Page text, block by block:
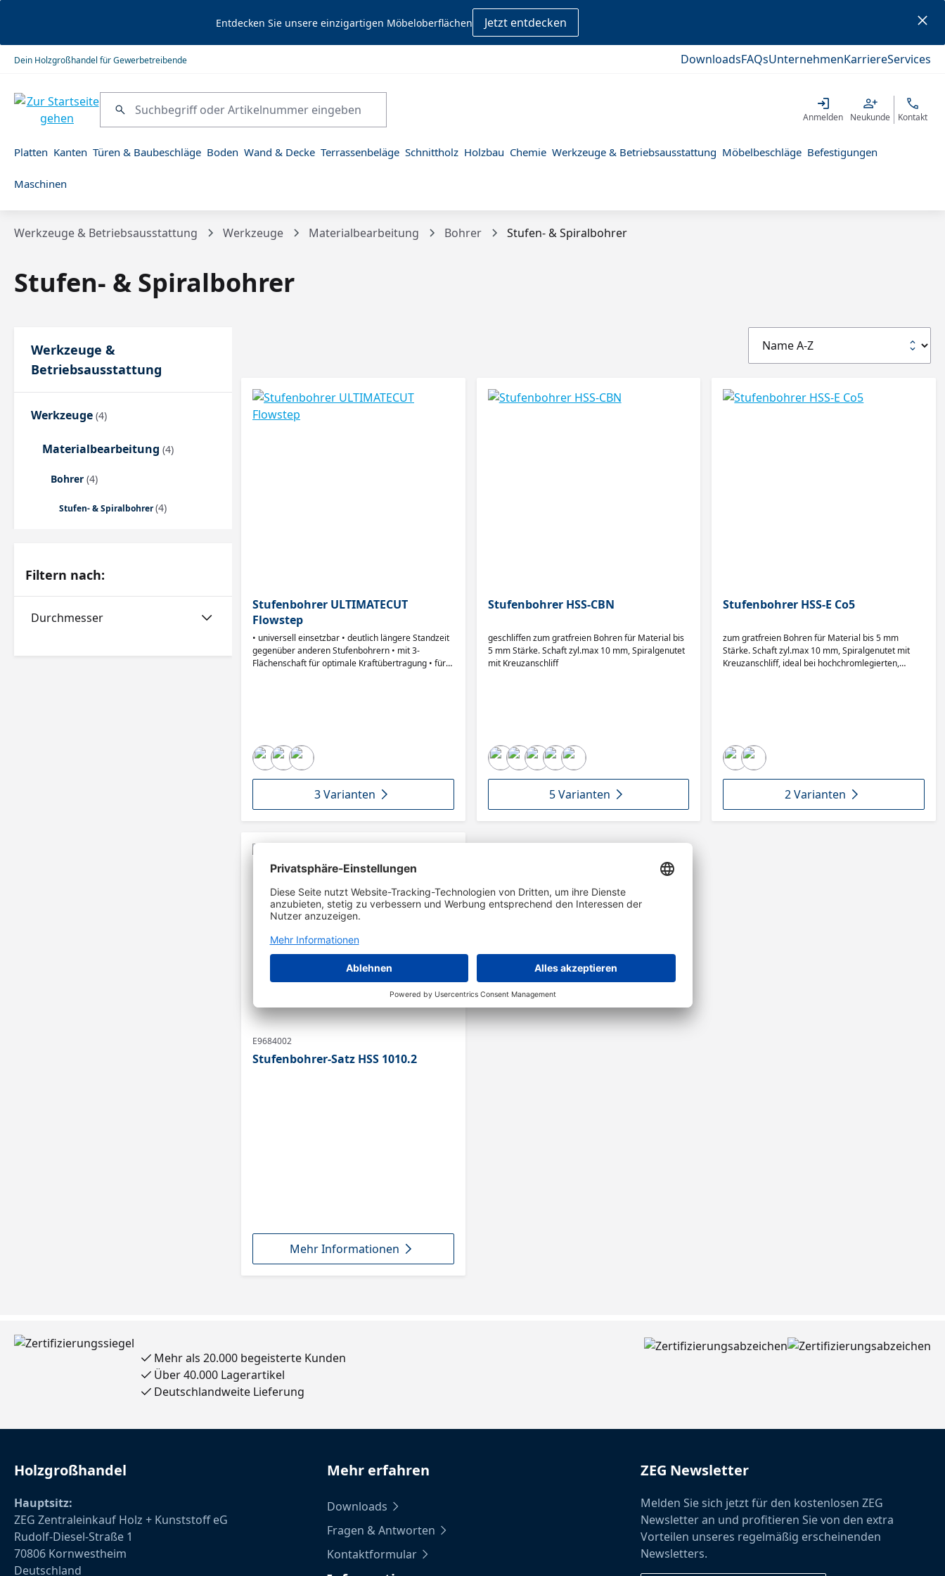
Zur Hauptnavigation springenEntdecken Sie unsere einzigartigen Möbeloberflächen Jetzt entdecken
Dein Holzgroßhandel für Gewerbetreibende DownloadsFAQsUnternehmenKarriereServices
Anmelden Neukunde Kontakt
Platten Kanten Türen & Baubeschläge Boden Wand & Decke Terrassenbeläge Schnittholz Holzbau Chemie Werkzeuge & Betriebsausstattung Möbelbeschläge Befestigungen
Maschinen
Werkzeuge & Betriebsausstattung Werkzeuge Materialbearbeitung Bohrer Stufen- & Spiralbohrer
Stufen- & Spiralbohrer
Werkzeuge &
Betriebsausstattung
Werkzeuge (4)
Materialbearbeitung (4)
Bohrer (4)
Stufen- & Spiralbohrer(4)
Filtern nach:
Durchmesser
Stufenbohrer ULTIMATECUT
Flowstep
• universell einsetzbar • deutlich längere Standzeit
gegenüber anderen Stufenbohrern • mit 3-
Flächenschaft für optimale Kraftübertragung • für
3 Varianten
Stufenbohrer HSS-CBN
geschliffen zum gratfreien Bohren für Material bis
5 mm Stärke. Schaft zyl.max 10 mm, Spiralgenutet
mit Kreuzanschliff
5 Varianten
Stufenbohrer HSS-E Co5
zum gratfreien Bohren für Material bis 5 mm
Stärke. Schaft zyl.max 10 mm, Spiralgenutet mit
Kreuzanschliff, ideal bei hochchromlegierten,
2 Varianten
E9684002
Stufenbohrer-Satz HSS 1010.2
Mehr Informationen
Mehr als 20.000 begeisterte Kunden
Über 40.000 Lagerartikel
Deutschlandweite Lieferung
Holzgroßhandel
Hauptsitz:
ZEG Zentraleinkauf Holz + Kunststoff eG
Rudolf-Diesel-Straße 1
70806 Kornwestheim
Deutschland
Mehr erfahren
Downloads
Fragen & Antworten
Kontaktformular
ZEG Newsletter
Melden Sie sich jetzt für den kostenlosen ZEG
Newsletter an und profitieren Sie von den extra
Vorteilen unseres regelmäßig erscheinenden
Newsletters.